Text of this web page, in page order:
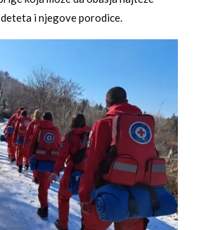
i njegove porodice.